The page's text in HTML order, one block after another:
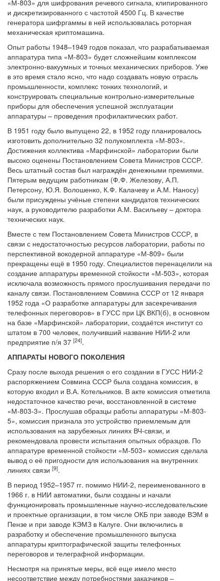
«М-803» для шифрования речевого сигнала, клипированного
и дискретизированного с частотой 4500 Гц. В качестве
генератора шифргаммы в ней использовалась роторная
механическая криптомашина.
Опыт работы 1948–1949 годов показал, что разрабатываемая
аппаратура типа «М-803» будет сложнейшим комплексом
электронно-вакуумных и точных механических приборов. Уже
в это время стало ясно, что надо создавать новую отрасль
промышленности, комплекс тонких технологий, и
конструировать специальные контрольно-измерительные
приборы для обеспечения успешной эксплуатации
аппаратуры – проведения профилактических работ.
В 1951 году было выпущено 22, в 1952 году планировалось
изготовить дополнительно 32 полукомплекта «М-803».
Достижения коллектива «Марфинской» лаборатории были
высоко оценены Постановлением Совета Министров СССР.
Весь штатный состав был награждён денежными премиями.
Пятерым ведущим работникам (Ф.Ф. Железову, А.П.
Петерсону, Ю.Я. Волошенко, К.Ф. Калачеву и А.М. Наносу)
были присуждены учёные степени кандидатов технических
наук, а руководителю разработки А.М. Васильеву – доктора
технических наук.
Вместе с тем Постановлением Совета Министров СССР, в
связи с недостаточностью ресурсов лаборатории, работы по
перспективной вокодерной аппаратуре «М-809» были
прекращены ещё в 1950 году. Специалистов перенацелили на
создание аппаратуры временной стойкости «М-503», которая
исключала возможность прямого прослушивания передачи по
каналу связи. Постановлением Совмина СССР от 12 января
1952 года «О разработке аппаратуры для засекречивания
телефонных переговоров» в ГУСС при ЦК ВКП(б), в основном
на базе «Марфинской» лаборатории, создаётся институт со
штатом в 700 человек, получивший название НИИ-2 или
предприятие п/я 37 [24].
АППАРАТЫ НОВОГО ПОКОЛЕНИЯ
Сразу после выхода решения о его создании в ГУСС НИИ-2
распоряжением Совмина СССР была создана комиссия, в
которую входил и В.А. Котельников. В акте комиссия отметила
недостаточное качество речи, восстановленной в системе
«М-803-3». Прослушав образцы работы аппаратуры «М-803-
5», комиссия признала это устройство приемлемым для
использования на зарубежных линиях ВЧ-связи, и
рекомендовала провести испытания опытных образцов. По
аппаратуре временной стойкости «М-503» комиссия сделала
вывод о её пригодности для использования на внутренних
линиях связи [9].
В период 1952–1957 гг. помимо НИИ-2, переименованного в
1966 г. в НИИ автоматики, были созданы и начали
функционировать промышленные научно-исследовательские
и проектные организации, в том числе ОКБ при заводе ВЭМ в
Пензе и при заводе КЭМЗ в Калуге. Они включились в
разработку и обеспечение промышленного выпуска
аппаратуры криптографической защиты телефонных
переговоров и телеграфной информации.
Несмотря на принятые меры, всё еще имело место
несоответствие между потребностями заказчиков –